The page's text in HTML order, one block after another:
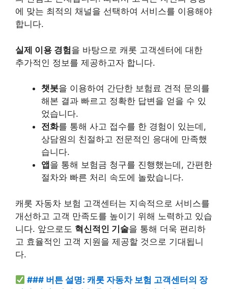
에 맞는 최적의 채널을 선택하여 서비스를 이용해야
합니다.
실제 이용 경험을 바탕으로 캐롯 고객센터에 대한
추가적인 정보를 제공하고자 합니다.
챗봇을 이용하여 간단한 보험료 견적 문의를
해본 결과 빠르고 정확한 답변을 얻을 수 있
었습니다.
전화를 통해 사고 접수를 한 경험이 있는데,
상담원의 친절하고 전문적인 응대에 만족했
습니다.
앱 을 통해 보험금 청구를 진행했는데, 간편한
절차와 빠른 처리 속도에 놀랐습니다.
캐롯 자동차 보험 고객센터는 지속적으로 서비스를
개선하고 고객 만족도를 높이기 위해 노력하고 있습
니다. 앞으로도 혁신적인 기술을 통해 더욱 편리하
고 효율적인 고객 지원을 제공할 것으로 기대됩니
다.
### 버튼 설명: 캐롯 자동차 보험 고객센터의 장